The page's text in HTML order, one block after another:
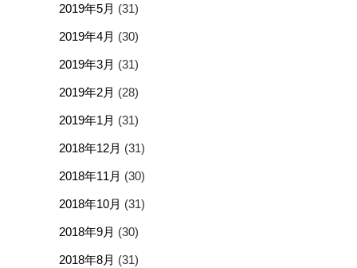
2019年5月 (31)
2019年4月 (30)
2019年3月 (31)
2019年2月 (28)
2019年1月 (31)
2018年12月 (31)
2018年11月 (30)
2018年10月 (31)
2018年9月 (30)
2018年8月 (31)